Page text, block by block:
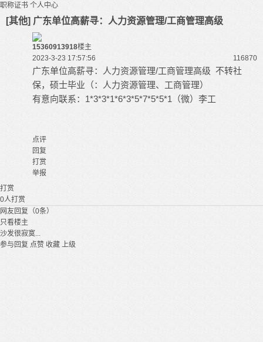
职称证书 个人中心
[其他] 广东单位高薪寻：人力资源管理/工商管理高级
15360913918楼主
2023-3-23 17:57:56
116870
广东单位高薪寻：人力资源管理/工商管理高级 不转社
保，硕士毕业（：人力资源管理、工商管理）
有意向联系：1*3*3*1*6*3*5*7*5*5*1（微）李工
点评
回复
打赏
举报
打赏
0人打赏
网友回复（0条）
只看楼主
沙发很寂寞...
参与回复 点赞 收藏 上级